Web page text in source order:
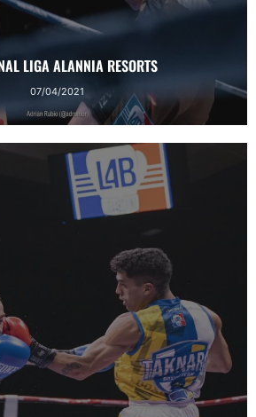
LIGA ALANNIA RESORTS
07/04/2021